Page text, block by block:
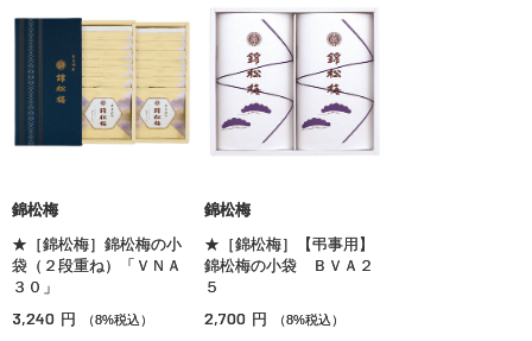
錦松梅
★［錦松梅］錦松梅の小
袋（２段重ね）「ＶＮＡ
３０」
3,240 円 （8%税込）
錦松梅
★［錦松梅］【弔事用】
錦松梅の小袋 ＢＶＡ２
５
2,700 円 （8%税込）